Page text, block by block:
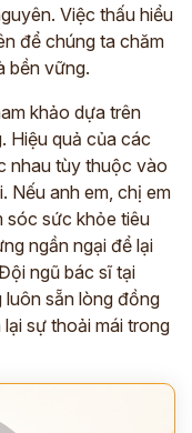
Việc thấu hiểu
để chúng ta chăm
bền vững.
khảo dựa trên
Hiệu quả của các
nhau tùy thuộc vào
Nếu anh em, chị em
sóc sức khỏe tiêu
ngần ngại để lại
ngũ bác sĩ tại
sẵn lòng đồng
sự thoải mái trong
*
*
*
TIẾP
cho mục đích tư vấn.